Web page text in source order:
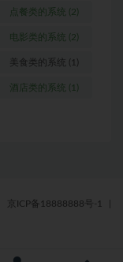
点餐类的系统 (2)
电影类的系统 (2)
美食类的系统 (1)
酒店类的系统 (1)
京ICP备18888888号-1